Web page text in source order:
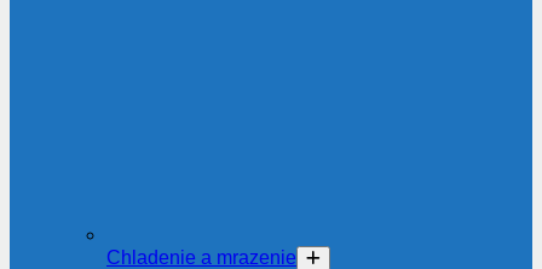
Chladenie a mrazenie